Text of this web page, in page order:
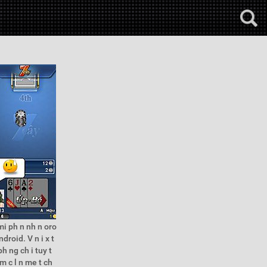
ph n nh n oro
V n i x t
ng ch i tuy t
c l n me t ch